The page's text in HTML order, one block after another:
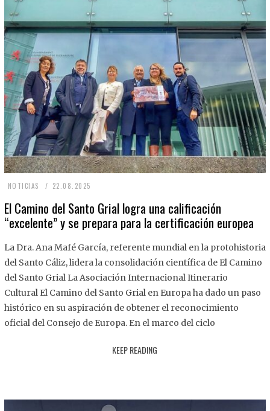
NOTICIAS 22.08.2025
.
8
2
2
El Camino del Santo Grial logra una calificación
“excelente” y se prepara para la certificación europea
La Dra. Ana Mafé García, referente mundial en la protohistoria
del Santo Cáliz, lidera la consolidación científica de El Camino
del Santo Grial La Asociación Internacional Itinerario
Cultural El Camino del Santo Grial en Europa ha dado un paso
histórico en su aspiración de obtener el reconocimiento
oficial del Consejo de Europa. En el marco del ciclo
KEEP READING